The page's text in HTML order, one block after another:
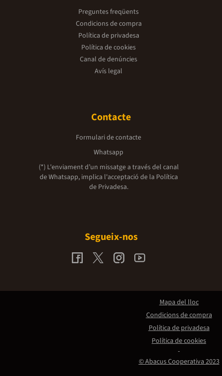
Preguntes freqüents
Condicions de compra
Política de privadesa
Política de cookies
Canal de denúncies
Avís legal
Contacte
Formulari de contacte
Whatsapp
(*) L'enviament d’un missatge a través del canal
de Whatsapp, implica l'acceptació de la Política
de Privadesa.
Segueix-nos
© Abacus Cooperativa 2023
Mapa del lloc
Condicions de compra
Política de privadesa
Política de cookies